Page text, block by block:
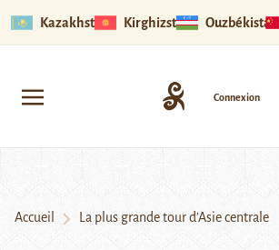
Kazakhstan Kirghizstan Ouzbékistan
Connexion
Accueil La plus grande tour d’Asie centrale